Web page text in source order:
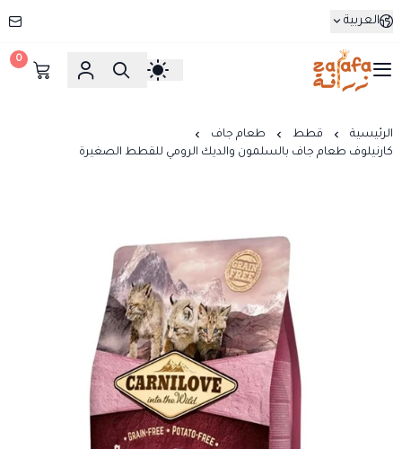
العربية
زرافة
0
الرئيسية قطط
طعام جاف
كارنيلوف طعام جاف بالسلمون والديك الرومي للقطط الصغيرة